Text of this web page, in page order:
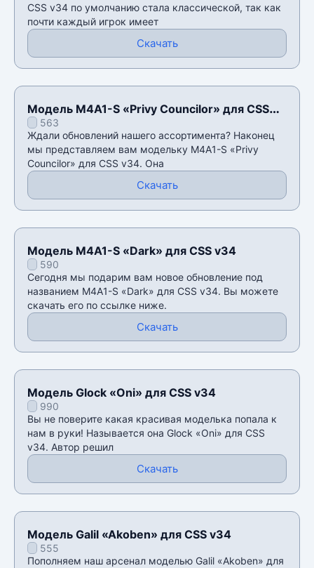
CSS v34 по умолчанию стала классической, так как
почти каждый игрок имеет
Скачать
Модель M4A1-S «Privy Councilor» для CSS
v34563
Ждали обновлений нашего ассортимента? Наконец
мы представляем вам модельку M4A1-S «Privy
Councilor» для CSS v34. Она
Скачать
Модель M4A1-S «Dark» для CSS v34
590
Сегодня мы подарим вам новое обновление под
названием M4A1-S «Dark» для CSS v34. Вы можете
скачать его по ссылке ниже.
Скачать
Модель Glock «Oni» для CSS v34
990
Вы не поверите какая красивая моделька попала к
нам в руки! Называется она Glock «Oni» для CSS
v34. Автор решил
Скачать
Модель Galil «Akoben» для CSS v34
555
Пополняем наш арсенал моделью Galil «Akoben» для